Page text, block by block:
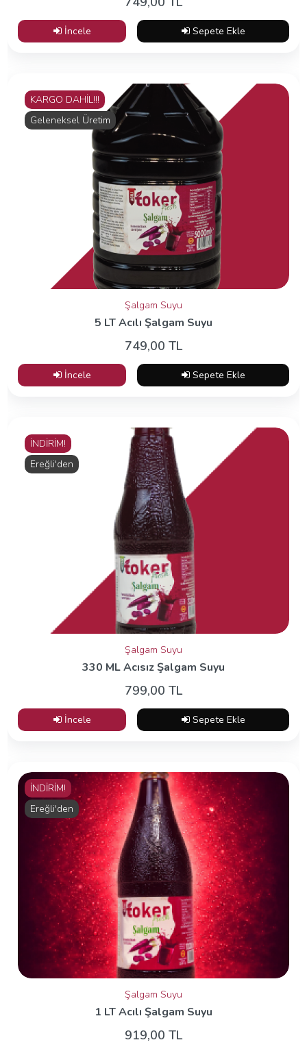
İncele Sepete Ekle
KARGO DAHİL!!!
Geleneksel Üretim
Şalgam Suyu
5 LT Acılı Şalgam Suyu
749,00 TL
İncele Sepete Ekle
İNDİRİM!
Ereğli'den
Şalgam Suyu
330 ML Acısız Şalgam Suyu
799,00 TL
İncele Sepete Ekle
İNDİRİM!
Ereğli'den
Şalgam Suyu
1 LT Acılı Şalgam Suyu
919,00 TL